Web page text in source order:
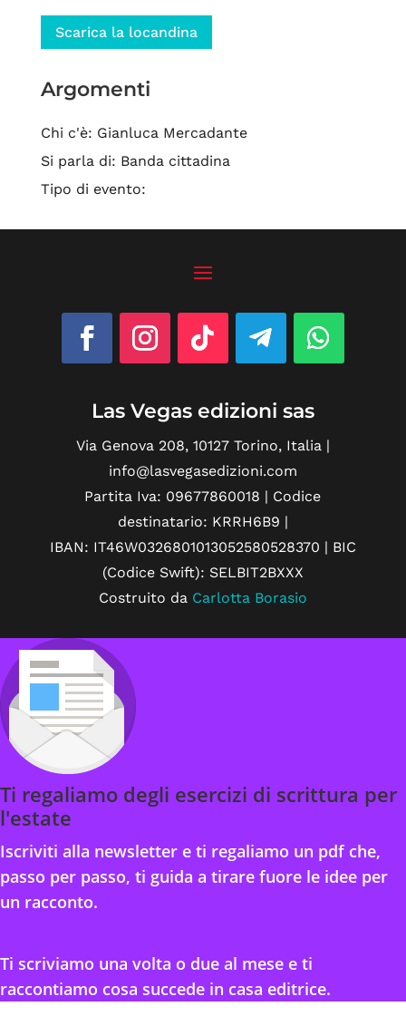
Scarica la locandina
Argomenti
Chi c'è: Gianluca Mercadante
Si parla di: Banda cittadina
Tipo di evento:
Las Vegas edizioni sas
Via Genova 208, 10127 Torino, Italia |
info@lasvegasedizioni.com
Partita Iva: 09677860018 | Codice
destinatario: KRRH6B9 |
IBAN: IT46W0326801013052580528370 | BIC
(Codice Swift): SELBIT2BXXX
Costruito da Carlotta Borasio
Ti regaliamo degli esercizi di scrittura per
l'estate
Iscriviti alla newsletter e ti regaliamo un pdf che,
passo per passo, ti guida a tirare fuore le idee per
un racconto.
Ti scriviamo una volta o due al mese e ti
raccontiamo cosa succede in casa editrice.